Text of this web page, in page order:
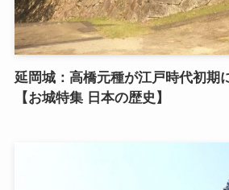
延岡城：高橋元種が江戸時代初期
【お城特集 日本の歴史】